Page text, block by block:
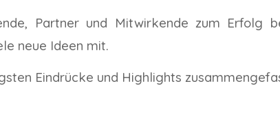
Partner und Mitwirkende zum Erfolg
neue Ideen mit.
Eindrücke und Highlights